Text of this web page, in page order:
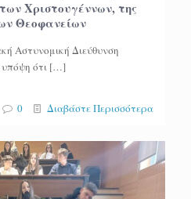
Χριστουγέννων, της
Θεοφανείων
Αστυνομική Διεύθυνση
ότι […]
0 Διαβάστε Περισσότερα